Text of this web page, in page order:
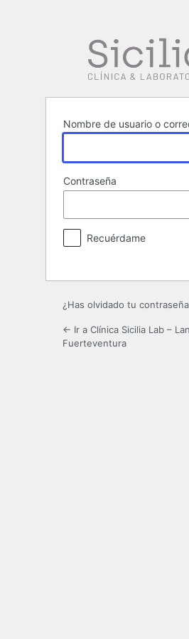
Nombre de usuario o
Contraseña
Recuérdame
¿Has olvidado tu
← Ir a Clínica Sicilia Lab –
Fuerteventura